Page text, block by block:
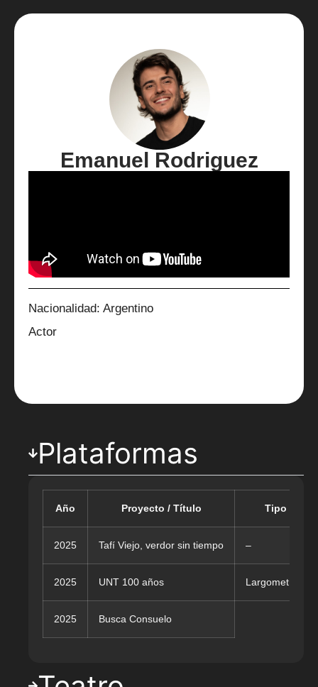
Emanuel Rodriguez
Nacionalidad: Argentino
Actor
Plataformas
Año Proyecto / Título Tipo
2025 Tafí Viejo, verdor sin tiempo –
2025 UNT 100 años Largometraje
2025 Busca Consuelo